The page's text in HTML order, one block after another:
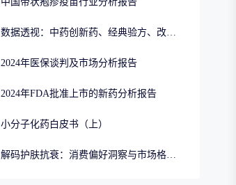
数据透视：中药创新药、经典验方、改良型新药、同名同方的申报、获批、销售情况
2024年医保谈判及市场分析报告
2024年FDA批准上市的新药分析报告
小分子化药白皮书（上）
解码护肤抗衰：消费偏好洞察与市场格局分析